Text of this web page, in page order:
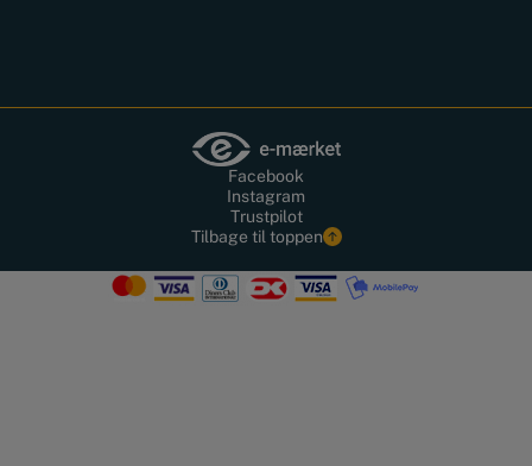
Facebook
Instagram
Trustpilot
Tilbage til toppen